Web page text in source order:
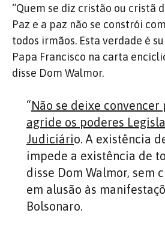
“Quem se diz cristão ou cristã
Paz e a paz não se constrói
todos irmãos. Esta verdade é
Papa Francisco na carta
disse Dom Walmor.
“Não se deixe convencer
agride os poderes
Judiciário. A existência
impede a existência de
disse Dom Walmor, sem
em alusão às
Bolsonaro.